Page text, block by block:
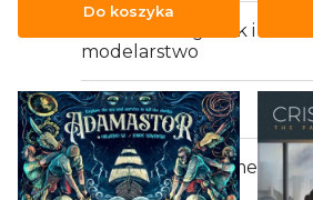
Malowanie figurek i
modelarstwo
Akcesoria
Wydruk 3D - elementy do
gier
Do koszyka